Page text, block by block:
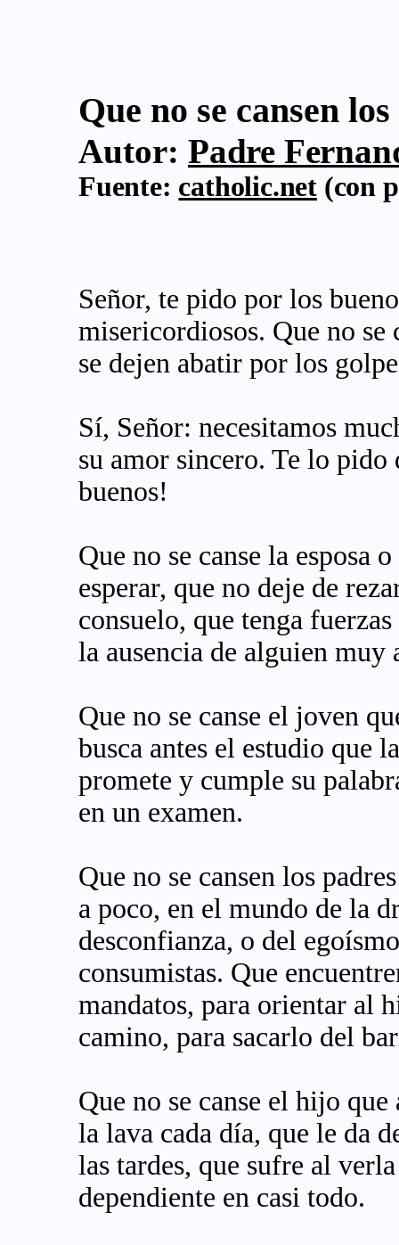
Que no se cansen
Autor: Padre
Fuente: catholic.net (con
Señor, te pido por los
misericordiosos. Que no se
se dejen abatir por los
Sí, Señor: necesitamos
su amor sincero. Te lo pido
buenos!
Que no se canse la esposa
esperar, que no deje de
consuelo, que tenga
la ausencia de alguien muy
Que no se canse el joven
busca antes el estudio que
promete y cumple su
en un examen.
Que no se cansen los
a poco, en el mundo de la
desconfianza, o del
consumistas. Que
mandatos, para orientar al
camino, para sacarlo del
Que no se canse el hijo
la lava cada día, que le da
las tardes, que sufre al
dependiente en casi todo.